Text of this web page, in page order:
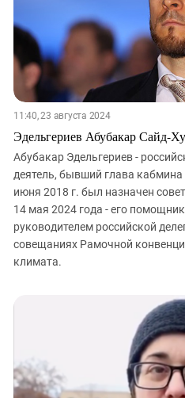
ЮФО
11:40, 23 августа 2024
Эдельгериев Абубакар Сайд-
Абубакар Эдельгериев -
деятель, бывший глава
июня 2018 г. был назначен
14 мая 2024 года - его
руководителем российской
совещаниях Рамочной
климата.